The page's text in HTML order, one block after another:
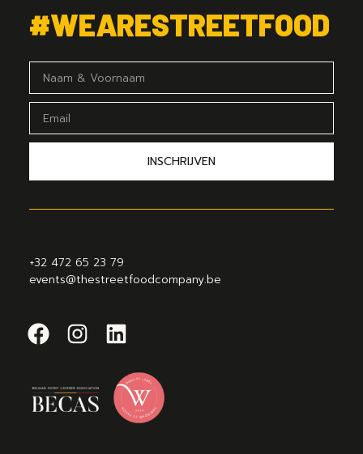
#WEARESTREETFOOD
INSCHRIJVEN
+32 472 65 23 79
events@thestreetfoodcompany.be